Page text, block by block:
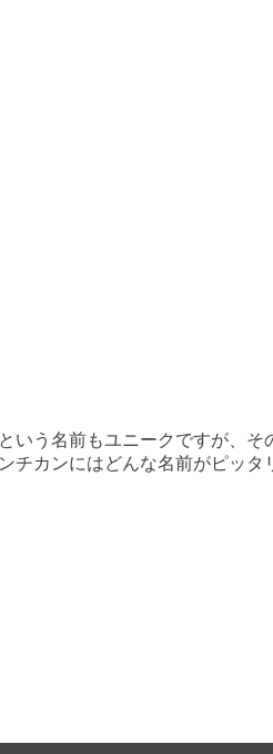
いう名前もユニークですが、
カンにはどんな名前がピッタ